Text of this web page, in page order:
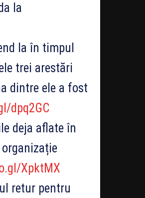
la
la în timpul
trei arestări
dintre ele a fost
dpq2GC
deja aflate în
XpktMX
retur pentru